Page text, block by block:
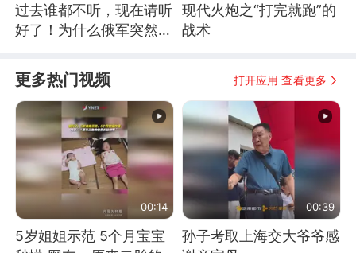
过去谁都不听，现在请听
好了！为什么俄军突然强
现代火炮之“打完就跑”的
战术
更多热门视频 打开应用 查看更多
00:14
5岁姐姐示范 5个月宝宝
00:39
孙子考取上海交大爷爷感